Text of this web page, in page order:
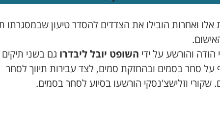
אלו ואחרות הובילו את הצדדים להסדר טיעון שבמסגרתו
הודה והורשע על ידי השופט יובל ליבדרו גם בשני תיקים
על סחר בסמים ובהחזקת סמים, לצד עבירות תיווך לסחר
שקורי וזלישצ'נסקי הורשעו בסיוע לסחר בסמים.